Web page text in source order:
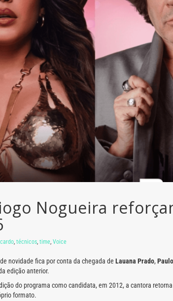
Nogueira
técnicos time Voice
novidade fica por conta da chegada de Lauana Prado,
edição anterior.
do programa como candidata, em 2012, a cantora
formato.